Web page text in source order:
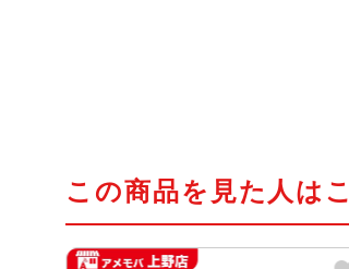
この商品を見た人は